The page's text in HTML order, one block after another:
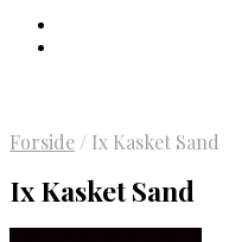
Forside / Ix Kasket Sand
Ix Kasket Sand